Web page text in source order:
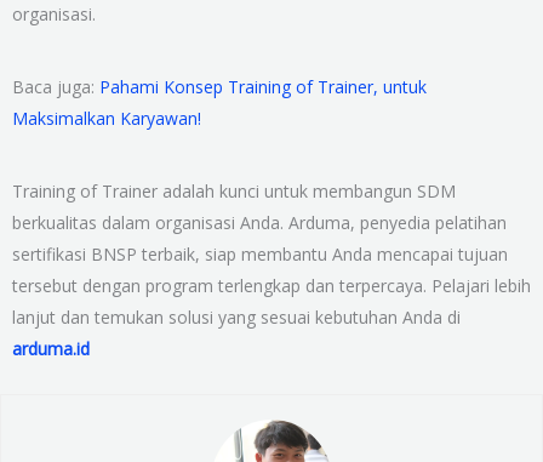
organisasi.
Baca juga: Pahami Konsep Training of Trainer, untuk
Maksimalkan Karyawan!
Training of Trainer adalah kunci untuk membangun SDM
berkualitas dalam organisasi Anda. Arduma, penyedia pelatihan
sertifikasi BNSP terbaik, siap membantu Anda mencapai tujuan
tersebut dengan program terlengkap dan terpercaya. Pelajari lebih
lanjut dan temukan solusi yang sesuai kebutuhan Anda di
arduma.id